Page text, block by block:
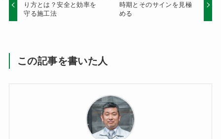
り方とは？安全と効率を
守る施工法
時期とそのサインを見極
める
この記事を書いた人